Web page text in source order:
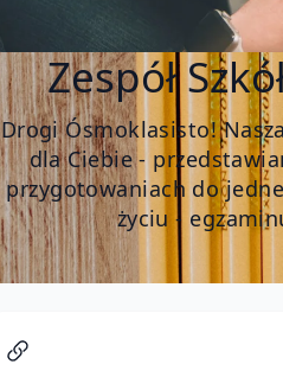
Zespół
Drogi Ósmoklasisto!
dla Ciebie -
przygotowaniach do
życiu -